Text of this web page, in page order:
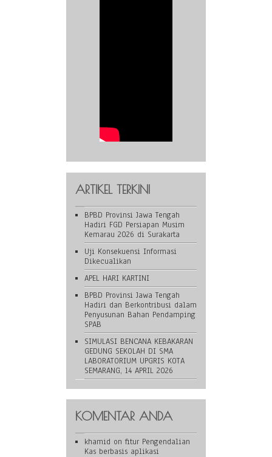
ARTIKEL TERKINI
BPBD Provinsi Jawa Tengah
Hadiri FGD Persiapan Musim
Kemarau 2026 di Surakarta
Uji Konsekuensi Informasi
Dikecualikan
APEL HARI KARTINI
BPBD Provinsi Jawa Tengah
Hadiri dan Berkontribusi dalam
Penyusunan Bahan Pendamping
SPAB
SIMULASI BENCANA KEBAKARAN
GEDUNG SEKOLAH DI SMA
LABORATORIUM UPGRIS KOTA
SEMARANG, 14 APRIL 2026
KOMENTAR ANDA
khamid on fitur Pengendalian
Kas berbasis aplikasi